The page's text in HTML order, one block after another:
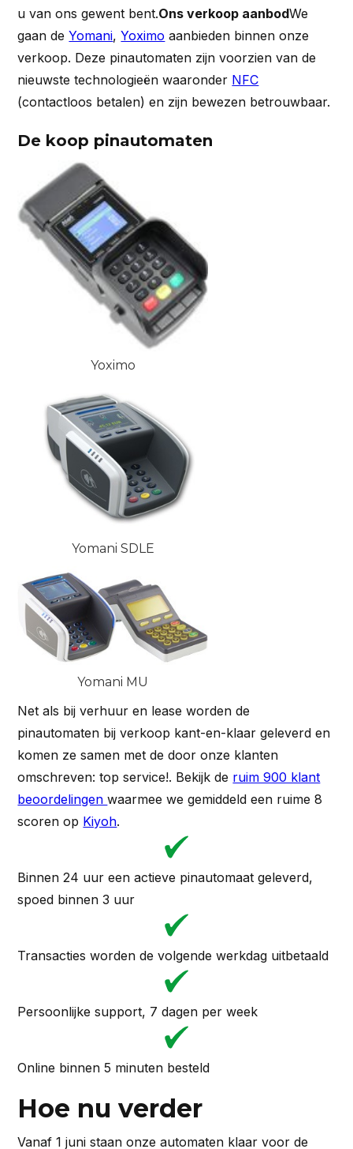
u van ons gewent bent.Ons verkoop aanbodWe
gaan deYomani,Yoximo aanbieden binnen onze
verkoop. Deze pinautomaten zijn voorzien van de
nieuwste technologieën waaronder NFC
(contactloos betalen) en zijn bewezen betrouwbaar.
De koop pinautomaten
Yoximo
Yomani SDLE
Yomani MU
Net als bij verhuur en lease worden de
pinautomaten bij verkoop kant-en-klaar geleverd en
komen ze samen met de door onze klanten
omschreven: top service!. Bekijk de ruim 900 klant
beoordelingenwaarmee we gemiddeld een ruime 8
scoren op Kiyoh.
Binnen 24 uur een actieve pinautomaat geleverd,
spoed binnen 3 uur
Transacties worden de volgende werkdag uitbetaald
Persoonlijke support, 7 dagen per week
Online binnen 5 minuten besteld
Hoe nu verder
Vanaf 1 juni staan onze automaten klaar voor de